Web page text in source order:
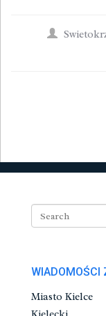
WIADOMOŚCI
Miasto Kielce